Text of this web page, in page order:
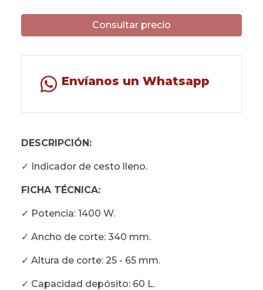
Consultar precio
Envíanos un Whatsapp
DESCRIPCIÓN:
✓ Indicador de cesto lleno.
FICHA TÉCNICA:
✓ Potencia: 1400 W.
✓ Ancho de corte: 340 mm.
✓ Altura de corte: 25 - 65 mm.
✓ Capacidad depósito: 60 L.